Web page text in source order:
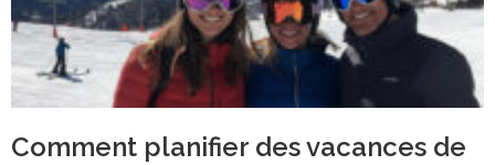
Comment planifier des vacances de